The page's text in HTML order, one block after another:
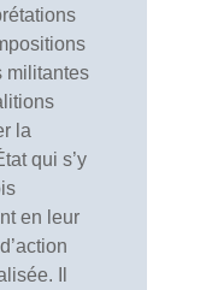
militantes
la
qui s’y
en leur
Il